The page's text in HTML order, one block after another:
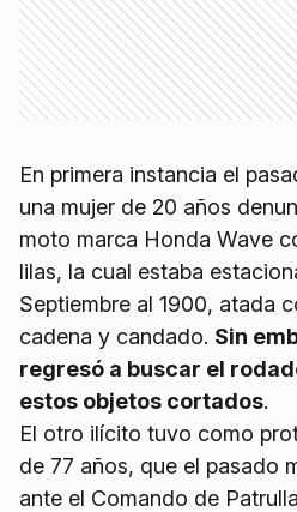
En primera instancia el
una mujer de 20 años
moto marca Honda Wave
lilas, la cual estaba
Septiembre al 1900, atada
cadena y candado. Sin
regresó a buscar el
estos objetos cortados.
El otro ilícito tuvo como
de 77 años, que el pasado
ante el Comando de